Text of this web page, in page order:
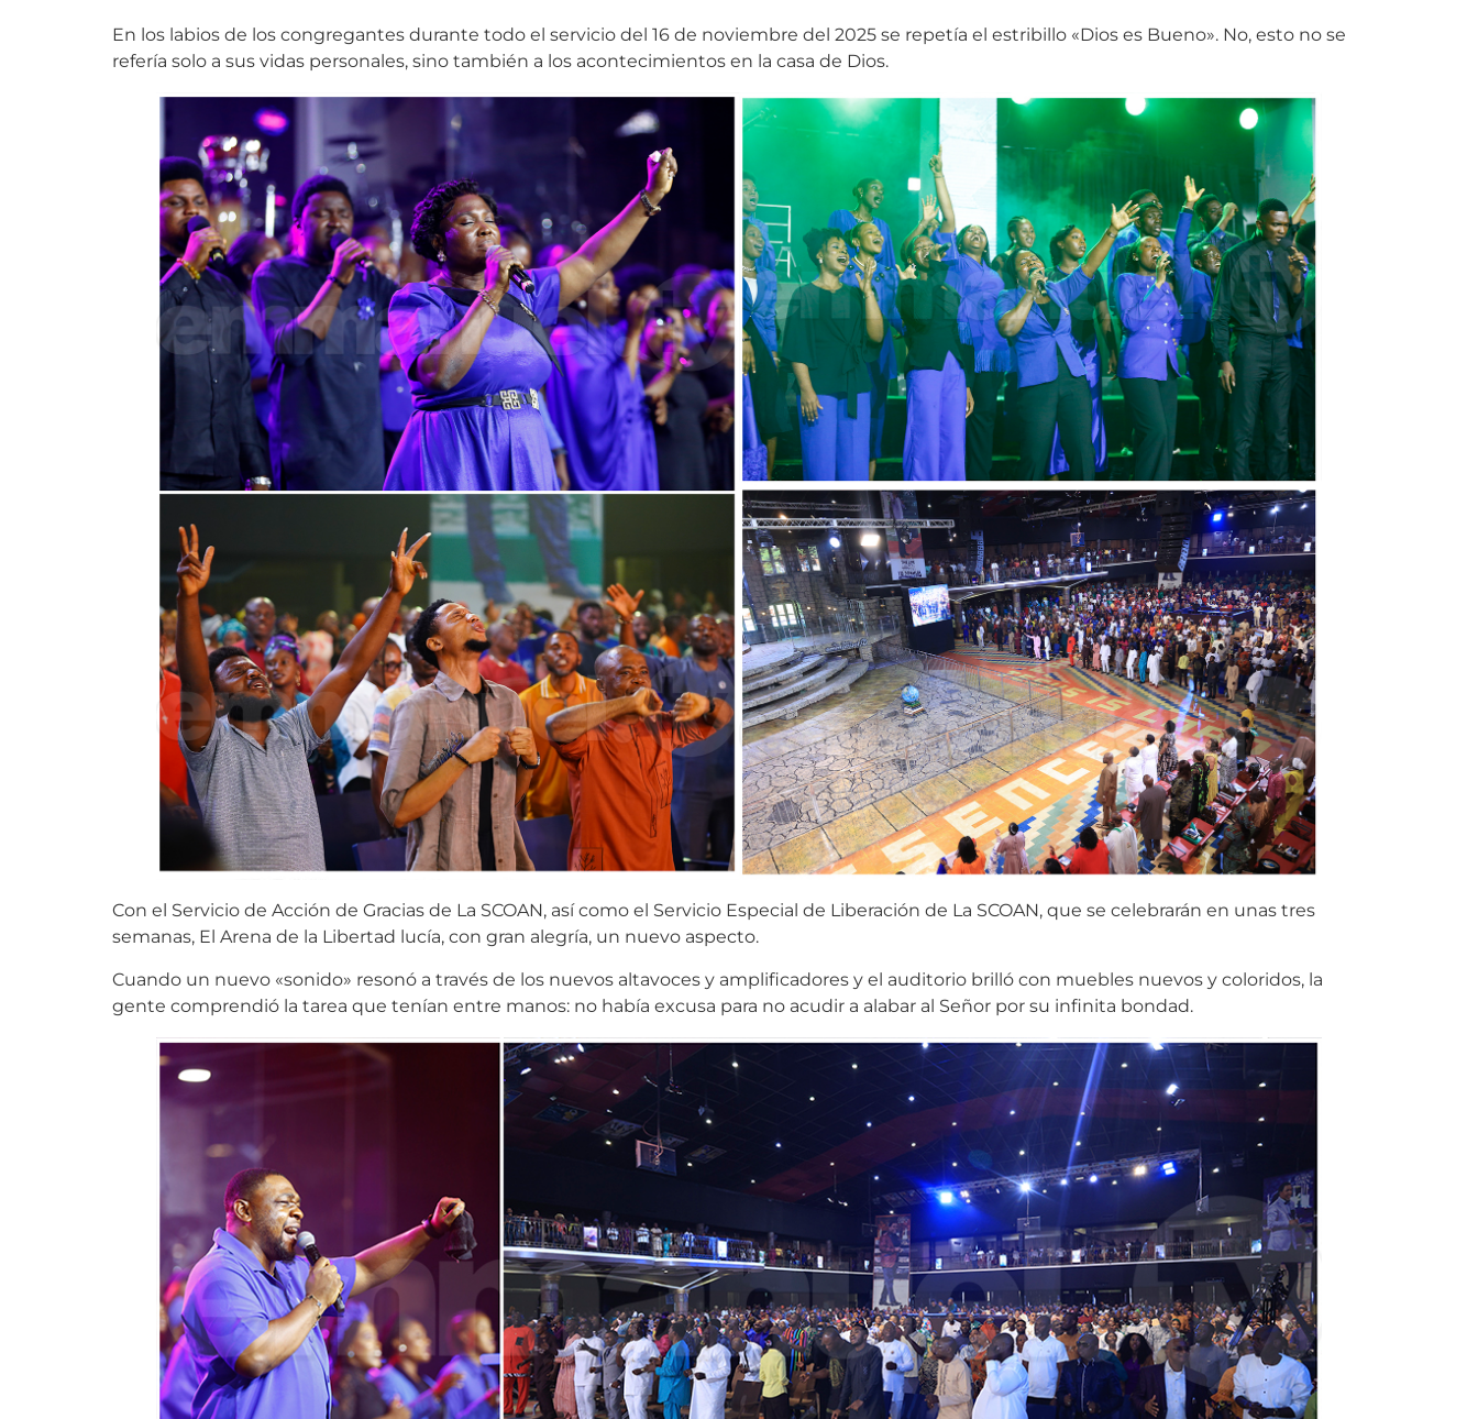
En los labios de los congregantes durante todo el servicio del 16 de noviembre del 2025 se repetía el estribillo «Dios es Bueno». No, esto no se
refería solo a sus vidas personales, sino también a los acontecimientos en la casa de Dios.
Con el Servicio de Acción de Gracias de La SCOAN, así como el Servicio Especial de Liberación de La SCOAN, que se celebrarán en unas tres
semanas, El Arena de la Libertad lucía, con gran alegría, un nuevo aspecto.
Cuando un nuevo «sonido» resonó a través de los nuevos altavoces y amplificadores y el auditorio brilló con muebles nuevos y coloridos, la
gente comprendió la tarea que tenían entre manos: no había excusa para no acudir a alabar al Señor por su infinita bondad.